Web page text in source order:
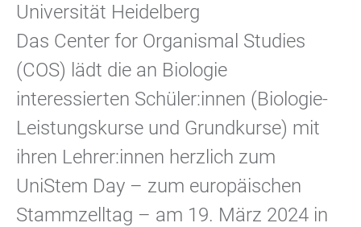
Universität Heidelberg
Das Center for Organismal Studies
(COS) lädt die an Biologie
interessierten Schüler:innen (Biologie-
Leistungskurse und Grundkurse) mit
ihren Lehrer:innen herzlich zum
UniStem Day – zum europäischen
Stammzelltag – am 19. März 2024 in